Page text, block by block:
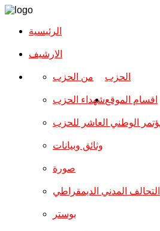
الرئيسية
الارشیف
الحزب من الحزب
شهداء الحزب
الوطني العاشر للحزب
وثائق وبيانات
اقسام الموقع
صورة
التحالف المدني الديمقراطي
بوستر